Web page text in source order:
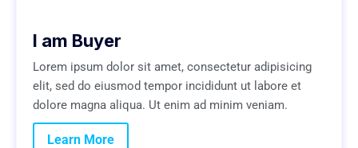
I am Buyer
Lorem ipsum dolor sit amet, consectetur adipisicing
elit, sed do eiusmod tempor incididunt ut labore et
dolore magna aliqua. Ut enim ad minim veniam.
Learn More